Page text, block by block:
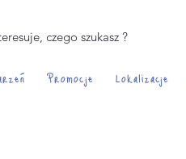
czego szukasz ?
Promocje Lokalizacje